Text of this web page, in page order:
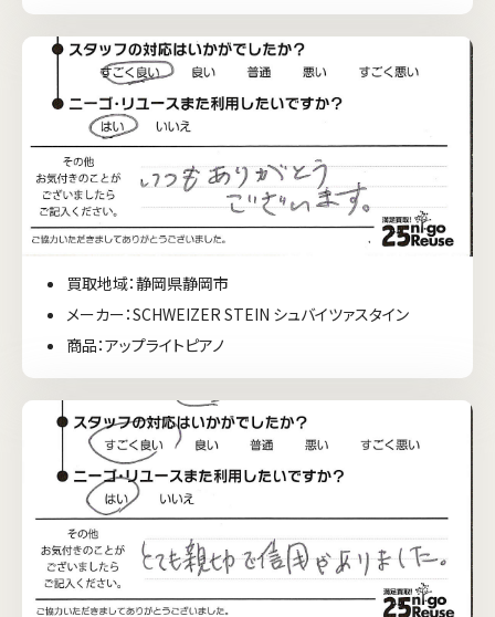
買取地域：静岡県静岡市
メーカー：SCHWEIZER STEIN シュバイツァスタイン
商品：アップライトピアノ